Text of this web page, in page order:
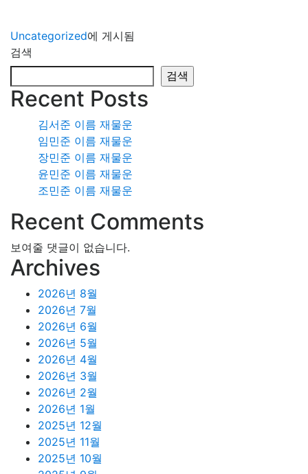
Uncategorized에 게시됨
검색
검색
Recent Posts
김서준 이름 재물운
임민준 이름 재물운
장민준 이름 재물운
윤민준 이름 재물운
조민준 이름 재물운
Recent Comments
보여줄 댓글이 없습니다.
Archives
2026년 8월
2026년 7월
2026년 6월
2026년 5월
2026년 4월
2026년 3월
2026년 2월
2026년 1월
2025년 12월
2025년 11월
2025년 10월